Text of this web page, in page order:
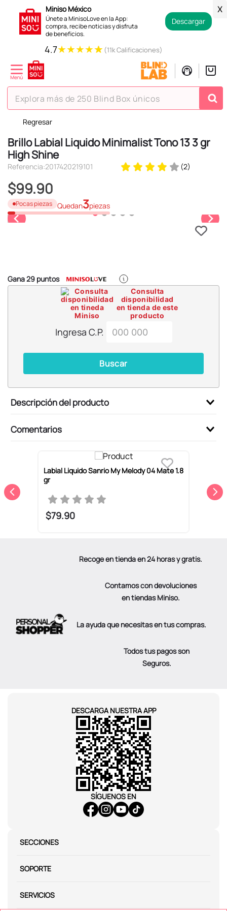
Miniso México
Únete a MinisoLove en la App:
compra, recibe noticias y disfruta
de beneficios.
Descargar
X
4.7★★★★★ (11k Calificaciones)
Explora más de 250 Blind Box únicos
Regresar
Brillo Labial Liquido Minimalist Tono 13 3 gr
High Shine
Referencia:2017420219101 (2)
$99.90
Pocas piezas Quedan3piezas
Gana29 puntos
Consulta
disponibilidad
en tienda de este
producto
Ingresa C.P.
Buscar
Descripción del producto
Comentarios
Labial Liquido Sanrio My Melody 04 Mate 1.8
gr
$79.90
Recoge en tienda en 24 horas y gratis.
Contamos con devoluciones
en tiendas Miniso.
La ayuda que necesitas en tus compras.
Todos tus pagos son
Seguros.
DESCARGA NUESTRA APP
SÍGUENOS EN
SECCIONES
SOPORTE
SERVICIOS
TÉRMINOS MÁS BUSCADOS
1.
hello kitty
2.
spiderman
4.
osito cariñosito
5.
blind box
9.
toy story